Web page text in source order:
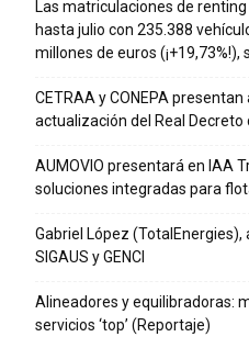
Las matriculaciones de
hasta julio con 235.388
millones de euros (¡+19,73%!),
CETRAA y CONEPA
actualización del Real Decreto
AUMOVIO presentará en IAA
soluciones integradas para
Gabriel López
SIGAUS y GENCI
Alineadores y equilibradoras:
servicios ‘top’ (Reportaje)